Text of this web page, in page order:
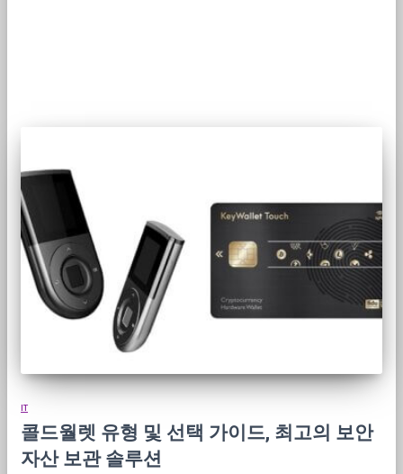
IT
콜드월렛 유형 및 선택 가이드, 최고의 보안
자산 보관 솔루션